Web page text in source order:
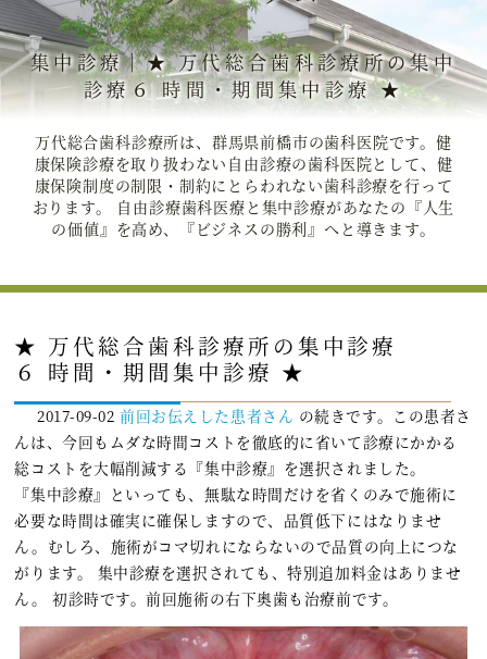
集中診療｜★ 万代総合歯科診療所の集中
診療６ 時間・期間集中診療 ★
万代総合歯科診療所は、群馬県前橋市の歯科医院です。健
康保険診療を取り扱わない自由診療の歯科医院として、健
康保険制度の制限・制約にとらわれない歯科診療を行って
おります。 自由診療歯科医療と集中診療があなたの『人生
の価値』を高め、『ビジネスの勝利』へと導きます。
★ 万代総合歯科診療所の集中診療
６ 時間・期間集中診療 ★
2017-09-02 前回お伝えした患者さん の続きです。この患者さ
んは、今回もムダな時間コストを徹底的に省いて診療にかかる
総コストを大幅削減する『集中診療』を選択されました。
『集中診療』といっても、無駄な時間だけを省くのみで施術に
必要な時間は確実に確保しますので、品質低下にはなりませ
ん。むしろ、施術がコマ切れにならないので品質の向上につな
がります。 集中診療を選択されても、特別追加料金はありませ
ん。 初診時です。前回施術の右下奥歯も治療前です。